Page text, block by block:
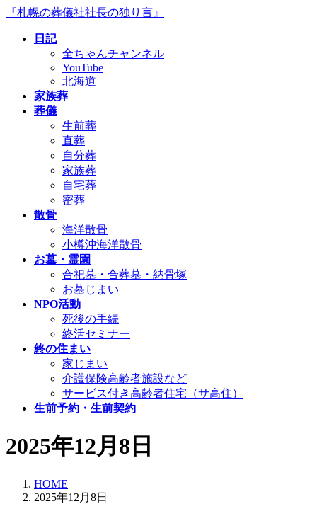
コ
ナ
『札幌の葬儀社社長の独り言』
日記
全ちゃんチャンネル
YouTube
北海道
家族葬
葬儀
生前葬
直葬
自分葬
家族葬
自宅葬
密葬
散骨
海洋散骨
小樽沖海洋散骨
お墓・霊園
合祀墓・合葬墓・納骨塚
お墓じまい
NPO活動
死後の手続
終活セミナー
終の住まい
家じまい
介護保険高齢者施設など
サービス付き高齢者住宅（サ高住）
生前予約・生前契約
2025年12月8日
HOME
2025年12月8日